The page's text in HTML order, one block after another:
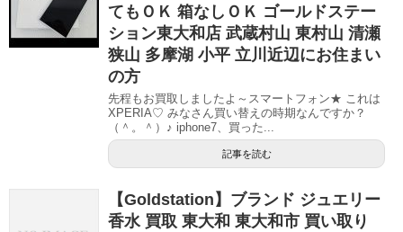
てもＯＫ 箱なしＯＫ ゴールドステー
ション東大和店 武蔵村山 東村山 清瀬
狭山 多摩湖 小平 立川近辺にお住まい
の方
先程もお買取しましたよ～スマートフォン★ これは
XPERIA♡ みなさん買い替えの時期なんですか？
（＾。＾）♪ iphone7、買った...
記事を読む
【Goldstation】ブランド ジュエリー
香水 買取 東大和 東大和市 買い取り